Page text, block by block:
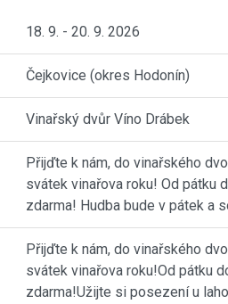
18. 9. - 20. 9. 2026
Čejkovice (okres Hodonín)
Vinařský dvůr Víno Drábek
Přijďte k nám, do vinařského
svátek vinařova roku! Od pátku
zdarma! Hudba bude v pátek a
Přijďte k nám, do vinařského
svátek vinařova roku!Od pátku
zdarma!Užijte si posezení u